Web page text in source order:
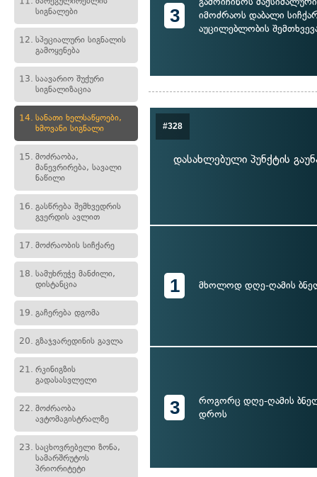
სიგნალები
12. სპეციალური სიგნალის
გამოყენება
13. საავარიო შუქური
სიგნალიზაცია
14. სანათი ხელსაწყოები,
ხმოვანი სიგნალი
15. მოძრაობა,
მანევრირება, სავალი
ნაწილი
16. გასწრება შემხვედრის
გვერდის ავლით
17. მოძრაობის სიჩქარე
18. სამუხრუჭე მანძილი,
დისტანცია
19. გაჩერება დგომა
20. გზაჯვარედინის გავლა
21. რკინიგზის
გადასასვლელი
22. მოძრაობა
ავტომაგისტრალზე
23. საცხოვრებელი ზონა,
სამარშრუტოს
პრიორიტეტი
3
იმოძრაოს დაბალი
აუცილებლობის
#328
დასახლებული პუნქტის
1 მხოლოდ დღე-ღამის
3
როგორც დღე-ღამის
დროს